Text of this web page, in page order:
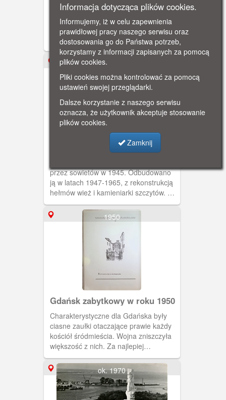
Zniszczony wojną kościół śś. Piotra i
Pawła. W latach 1590-1945 główny
kościół kalwinistów. Jest to historyczna
fara Starego Przedmieścia.
1950
Gdańsk zabytkowy w roku 1950
przez sowietów w 1945. Odbudowano
ją w latach 1947-1965, z rekonstrukcją
hełmów wież i kamieniarki szczytów. Na
początku XX wieku odnowiono obie
fasady, przywracając polichromie,
złocenia i dekoracyjne rzygacze od
1950
Gdańsk zabytkowy w roku 1950
Charakterystyczne dla Gdańska były
ciasne zaułki otaczające prawie każdy
kościół śródmieścia. Wojna zniszczyła
większość z nich. Za najlepiej
zachowany można uznać Zaułek
Świętojański (dziś „Zachariasza
Zappio”). Uliczka otaczająca kościół św.
Jana, a właściwie plac, na którym stoi,
był od początku związany z kościołem.
ok. 1970
Informacja dotycząca plików cookies.
Informujemy, iż w celu zapewnienia
prawidłowej pracy naszego serwisu oraz
dostosowania go do Państwa potrzeb,
korzystamy z informacji zapisanych za pomocą
plików cookies.
Pliki cookies można kontrolować za pomocą
ustawień swojej przeglądarki.
Dalsze korzystanie z naszego serwisu
oznacza, że użytkownik akceptuje stosowanie
plików cookies.
Zamknij